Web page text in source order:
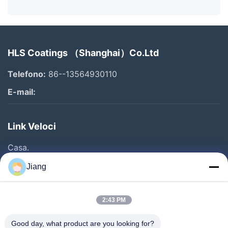
HLS Coatings （Shanghai）Co.Ltd
Telefono: 86--13564930110
E-mail:
Link Veloci
Casa.
Prodotti
Video
Su Di Noi
Jiang
2:43 PM
Good day, what product are you looking for?